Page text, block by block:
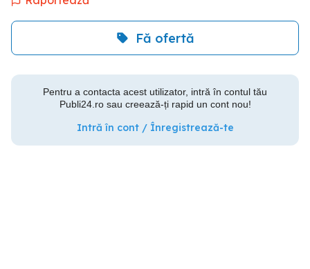
Fă ofertă
Pentru a contacta acest utilizator, intră în contul tău
Publi24.ro sau creează-ți rapid un cont nou!
Intră în cont / Înregistrează-te